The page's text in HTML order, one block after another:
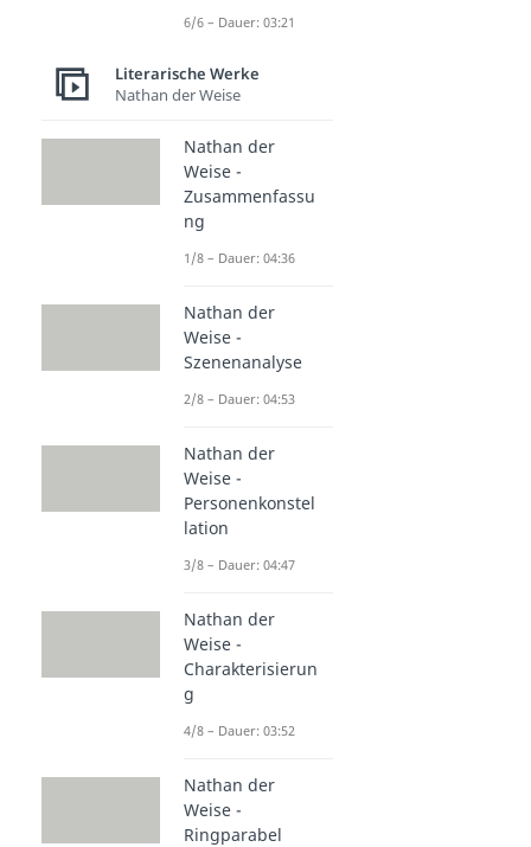
6/6 – Dauer: 03:21
Literarische Werke
Nathan der Weise
Nathan der
Weise -
Zusammenfassu
ng
1/8 – Dauer: 04:36
Nathan der
Weise -
Szenenanalyse
2/8 – Dauer: 04:53
Nathan der
Weise -
Personenkonstel
lation
3/8 – Dauer: 04:47
Nathan der
Weise -
Charakterisierun
g
4/8 – Dauer: 03:52
Nathan der
Weise -
Ringparabel